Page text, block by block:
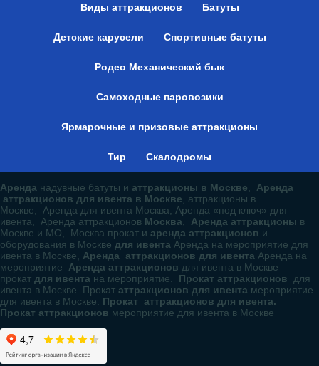
Виды аттракционов Батуты
Детские карусели Спортивные батуты
Родео Механический бык
Самоходные паровозики
Ярмарочные и призовые аттракционы
Тир Скалодромы
Аренда надувные батуты и аттракционы в Москве
Аренда
аттракционов для ивента в Москве , аттракционы в
Москве, Аренда для ивента Москва, Аренда «под ключ» для
ивента, Аренда аттракционов Москва Аренда аттракционы в
Москве и МО, Москва прокат и аренда аттракционов и
оборудования в Москве для ивента Аренда на мероприятие для
ивента в Москве, Аренда аттракционов для ивента Аренда на
мероприятие Аренда аттракционов для ивента в Москве
прокат для ивента на мероприятие. Прокат аттракционов для
ивента в Москве Прокат аттракционов для ивента мероприятие
для ивента в Москве. Прокат аттракционов для ивента.
Прокат аттракционов мероприятие для ивента в Москве